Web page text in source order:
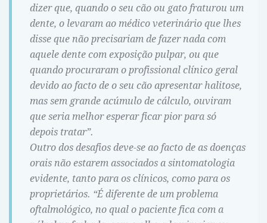
dizer que, quando o seu cão ou gato fraturou um
dente, o levaram ao médico veterinário que lhes
disse que não precisariam de fazer nada com
aquele dente com exposição pulpar, ou que
quando procuraram o profissional clínico geral
devido ao facto de o seu cão apresentar halitose,
mas sem grande acúmulo de cálculo, ouviram
que seria melhor esperar ficar pior para só
depois tratar”.
Outro dos desafios deve-se ao facto de as doenças
orais não estarem associados a sintomatologia
evidente, tanto para os clínicos, como para os
proprietários. “É diferente de um problema
oftalmológico, no qual o paciente fica com a